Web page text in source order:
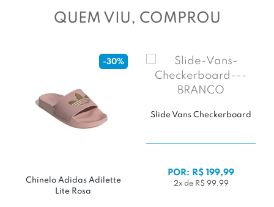
QUEM VIU, COMPROU
-30%
Chinelo Adidas Adilette
Lite Rosa
Slide Vans Checkerboard
POR: R$ 199,99
2x de R$ 99,99